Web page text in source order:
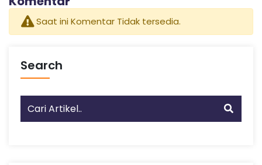
Saat ini Komentar Tidak tersedia.
Search